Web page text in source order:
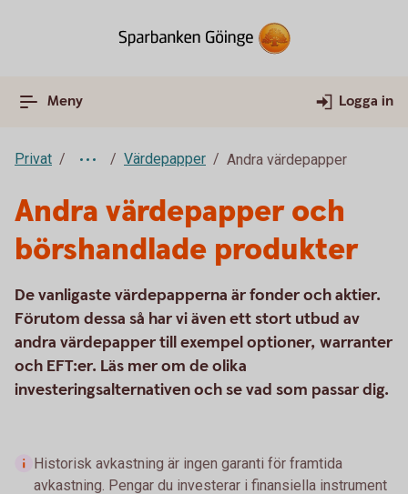
Meny Logga in
Privat Värdepapper Andra värdepapper
Andra värdepapper och
börshandlade produkter
De vanligaste värdepapperna är fonder och aktier.
Förutom dessa så har vi även ett stort utbud av
andra värdepapper till exempel optioner, warranter
och EFT:er. Läs mer om de olika
investeringsalternativen och se vad som passar dig.
Historisk avkastning är ingen garanti för framtida
avkastning. Pengar du investerar i finansiella instrument